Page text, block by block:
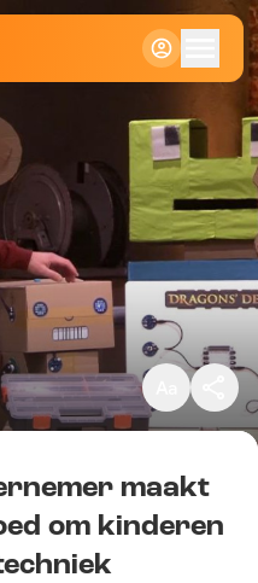
Klein
Standaard
Groot
Kopieer link
maakt
om kinderen